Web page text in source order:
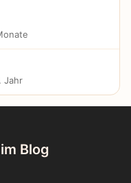
Jahr
Blog